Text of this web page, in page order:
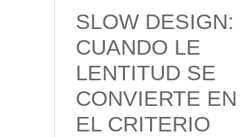
SLOW DESIGN:
CUANDO LE
LENTITUD SE
CONVIERTE EN
EL CRITERIO